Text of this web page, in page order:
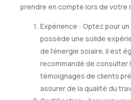
prendre en compte lors de votre
Expérience : Optez pour
possède une solide
de l'énergie solaire. Il est
recommandé de consulter
témoignages de clients
assurer de la qualité du